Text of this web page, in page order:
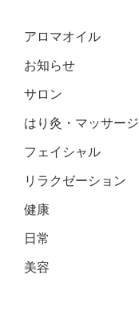
アロマオイル
お知らせ
サロン
はり灸・マッサージ
フェイシャル
リラクゼーション
健康
日常
美容